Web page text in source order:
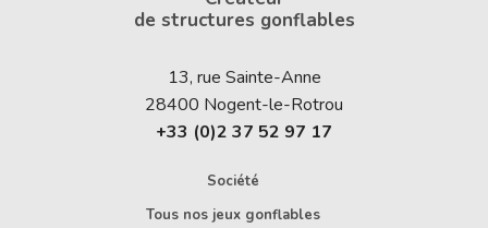
de structures gonflables
13, rue Sainte-Anne
28400 Nogent-le-Rotrou
+33 (0)2 37 52 97 17
Société
Tous nos jeux gonflables